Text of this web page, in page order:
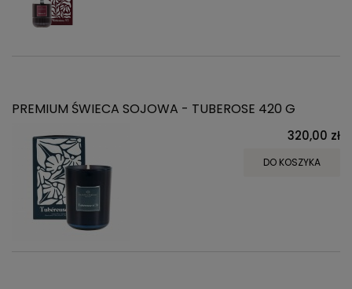
PREMIUM ŚWIECA SOJOWA - TUBEROSE 420 G
320,00 zł
DO KOSZYKA